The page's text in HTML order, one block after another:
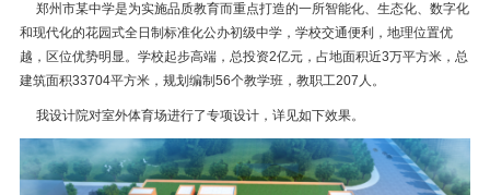
郑州市某中学是为实施品质教育而重点打造的一所智能化、生态化、数字化
和现代化的花园式全日制标准化公办初级中学，学校交通便利，地理位置优
越，区位优势明显。学校起步高端，总投资2亿元，占地面积近3万平方米，总
建筑面积33704平方米，规划编制56个教学班，教职工207人。
我设计院对室外体育场进行了专项设计，详见如下效果。